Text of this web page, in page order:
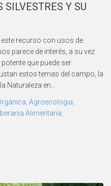
SILVESTRES Y SU
recurso con usos de
parece de interés, a su vez
que puede ser
estos temas del campo, la
Naturaleza en...
Agroecologia
Alimentaria